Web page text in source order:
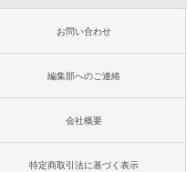
お問い合わせ
編集部へのご連絡
会社概要
特定商取引法に基づく表示